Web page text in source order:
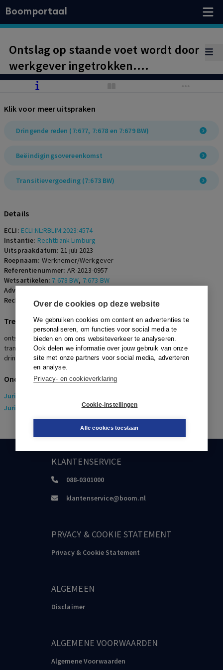
Over de cookies op deze website
We gebruiken cookies om content en advertenties te
personaliseren, om functies voor social media te
bieden en om ons websiteverkeer te analyseren.
Ook delen we informatie over jouw gebruik van onze
site met onze partners voor social media, adverteren
en analyse.
Privacy- en cookieverklaring
Cookie-instellingen
Alle cookies toestaan
Boomportaal
Ontslag op staande voet wordt door
werkgever ingetrokken.
Arbeidsovereenkomst wordt met
Toekenning van de
transitievergoeding en billijke
Klik voor meer uitspraken
Dringende reden (7:677, 7:678 en 7:679 BW)
Beëindigingsovereenkomst
Transitievergoeding (7:673 BW)
Details
ECLI: ECLI:NL:RBLIM:2023:4574
Instantie: Rechtbank Limburg
Uitspraakdatum: 21 juli 2023
Roepnaam: Werknemer/Werkgever
Referentienummer: AR-2023-0957
Wetsartikelen: 7:678 BW, 7:673 BW
Advocaten:
Rechters:R.H.J. Otto
Trefwoorden
ontslag op staande voet, beëindiging met wederzijds goedvinden,
transitievergoeding, billijke vergoeding, intrekking ontslag,
dringende reden
Onderwerpen
Juridisch
Juridisch
> Sociaal Zekerheidsrecht
KLANTENSERVICE
088-0301000
klantenservice@boom.nl
PRVACY & COOKIE STATEMENT
Privacy & Cookie Statement
ALGEMEEN
Disclaimer
ALGEMENE VOORWAARDEN
Algemene Voorwaarden